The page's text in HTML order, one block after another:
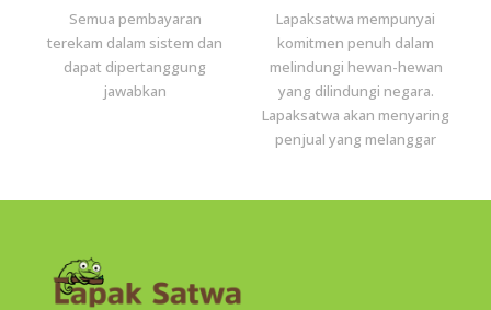
Semua pembayaran
terekam dalam sistem dan
dapat dipertanggung
jawabkan
Lapaksatwa mempunyai
komitmen penuh dalam
melindungi hewan-hewan
yang dilindungi negara.
Lapaksatwa akan menyaring
penjual yang melanggar